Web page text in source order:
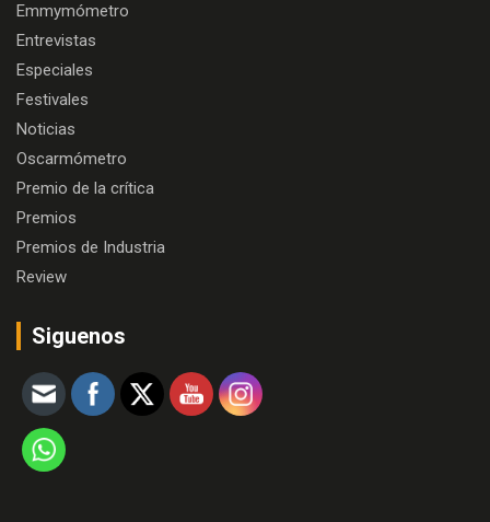
Emmymómetro
Entrevistas
Especiales
Festivales
Noticias
Oscarmómetro
Premio de la crítica
Premios
Premios de Industria
Review
Siguenos